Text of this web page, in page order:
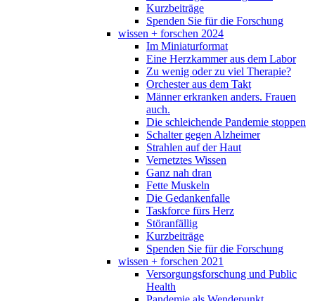
Kurzbeiträge
Spenden Sie für die Forschung
wissen + forschen 2024
Im Miniaturformat
Eine Herzkammer aus dem Labor
Zu wenig oder zu viel Therapie?
Orchester aus dem Takt
Männer erkranken anders. Frauen
auch.
Die schleichende Pandemie stoppen
Schalter gegen Alzheimer
Strahlen auf der Haut
Vernetztes Wissen
Ganz nah dran
Fette Muskeln
Die Gedankenfalle
Taskforce fürs Herz
Störanfällig
Kurzbeiträge
Spenden Sie für die Forschung
wissen + forschen 2021
Versorgungsforschung und Public
Health